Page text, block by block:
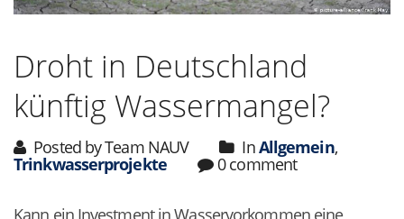
Droht in Deutschland
künftig Wassermangel?
Posted by Team NAUV InAllgemein,
Trinkwasserprojekte 0 comment
Kann ein Investment in Wasservorkommen eine